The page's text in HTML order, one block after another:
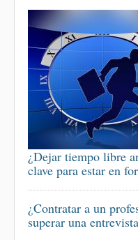
¿Dejar tiempo libre
clave para estar en
¿Contratar a un
superar una